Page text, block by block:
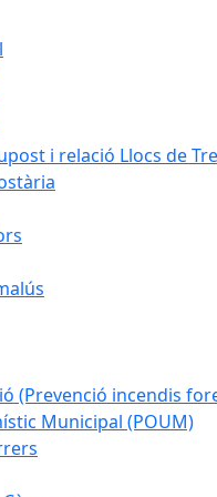
i relació Llocs de
(Prevenció incendis
Municipal (POUM)